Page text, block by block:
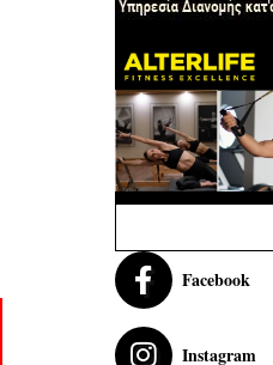
Facebook
Instagram